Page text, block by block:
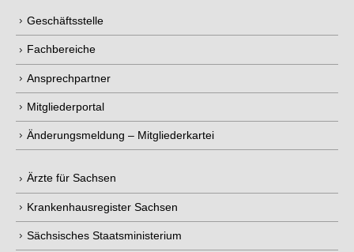
Geschäftsstelle
Fachbereiche
Ansprechpartner
Mitgliederportal
Änderungsmeldung – Mitgliederkartei
Ärzte für Sachsen
Krankenhausregister Sachsen
Sächsisches Staatsministerium